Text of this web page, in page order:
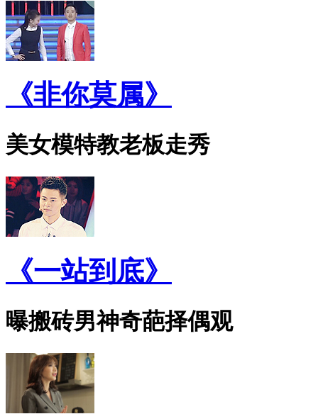
《非你莫属》
美女模特教老板走秀
《一站到底》
曝搬砖男神奇葩择偶观